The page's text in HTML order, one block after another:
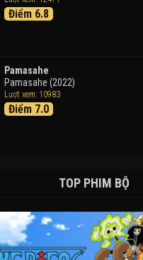
Điểm 6.8
Pamasahe
Pamasahe (2022)
Lượt xem: 10983
Điểm 7.0
TOP PHIM BỘ